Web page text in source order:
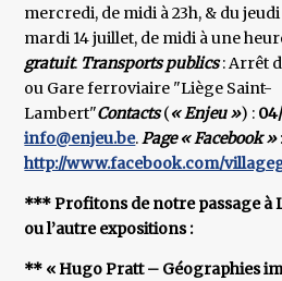
mercredi, de midi à 23h, & du
mardi 14 juillet, de midi à une
gratuit. Transports publics: Arrêt
ou Gare ferroviaire "Liège Saint-
Lambert"Contacts(« Enjeu ») :
info@enjeu.be.Page « Facebook »:
http://www.facebook.com/
*** Profitons de notre passage à
ou l’autre expositions :
** « Hugo Pratt – Géographies